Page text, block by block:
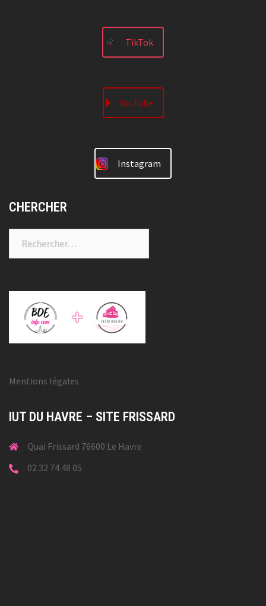
TikTok
YouTube
Instagram
CHERCHER
Mentions légales
IUT DU HAVRE – SITE FRISSARD
Quai Frissard 76600 Le Havre
02 32 74 48 05